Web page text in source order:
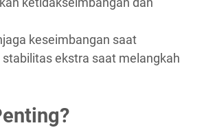
keseimbangan saat
ekstra saat melangkah